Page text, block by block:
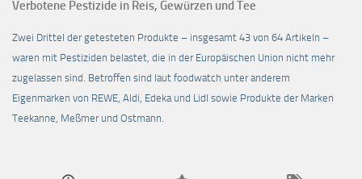
Verbotene Pestizide in Reis, Gewürzen und Tee
Zwei Drittel der getesteten Produkte – insgesamt 43 von 64 Artikeln –
waren mit Pestiziden belastet, die in der Europäischen Union nicht mehr
zugelassen sind. Betroffen sind laut foodwatch unter anderem
Eigenmarken von REWE, Aldi, Edeka und Lidl sowie Produkte der Marken
Teekanne, Meßmer und Ostmann.